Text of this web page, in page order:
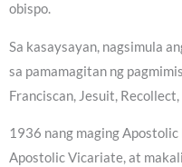
obispo.
Sa kasaysayan, nagsimula
sa pamamagitan ng
Franciscan, Jesuit, Recollect,
1936 nang maging
Apostolic Vicariate, at